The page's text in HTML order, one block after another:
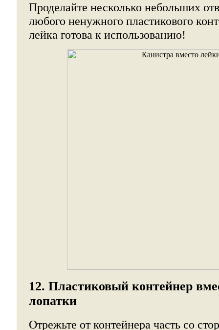
Проделайте несколько небольших
любого ненужного пластикового
лейка готова к использованию!
12. Пластиковый контейнер
лопатки
Отрежьте от контейнера часть со